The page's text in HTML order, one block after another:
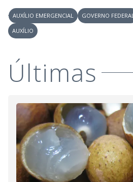
AUXÍLIO EMERGENCIAL GOVERNO FEDERAL
AUXÍLIO
Últimas